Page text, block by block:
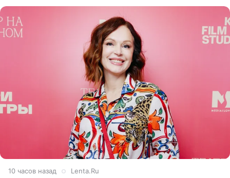
10 часов назад Lenta.Ru